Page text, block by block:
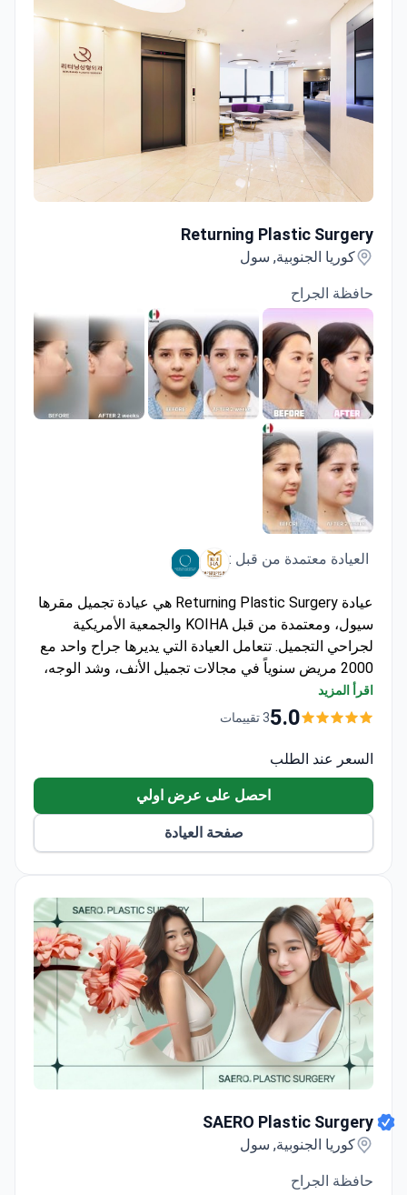
Returning Plastic Surgery
كوريا الجنوبية, سول
حافظة الجراح
العيادة معتمدة من قبل :
عيادة Returning Plastic Surgery هي عيادة تجميل مقرها
سيول، ومعتمدة من قبل KOIHA والجمعية الأمريكية
لجراحي التجميل. تتعامل العيادة التي يديرها جراح واحد مع
2000 مريض سنوياً في مجالات تجميل الأنف، وشد الوجه،
وجراحة الجفون، ونحت الجسم. كما تقدم جراحات ترميمية
وعلاجات مكافحة الشيخوخة.
الإجراءات الجراحية.
تتعاون مع مستشفيات خارجية من خلال شبكة طبية
تقدم خدمات الرعاية الصحية الرقمية وأنظمة الاستشارة
اقرأ المزيد
5.03 تقييمات
السعر عند الطلب
احصل على عرض اولي
صفحة العيادة
SAERO Plastic Surgery
كوريا الجنوبية, سول
حافظة الجراح